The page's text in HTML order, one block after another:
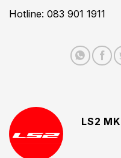
Hotline: 083 901 1911
LS2